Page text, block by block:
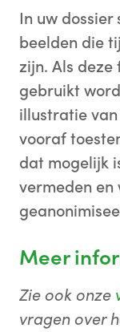
In uw
beelden die
zijn. Als
gebruikt
illustratie
vooraf
dat mogelijk
vermeden en
Meer
Zie ook onze
vragen over